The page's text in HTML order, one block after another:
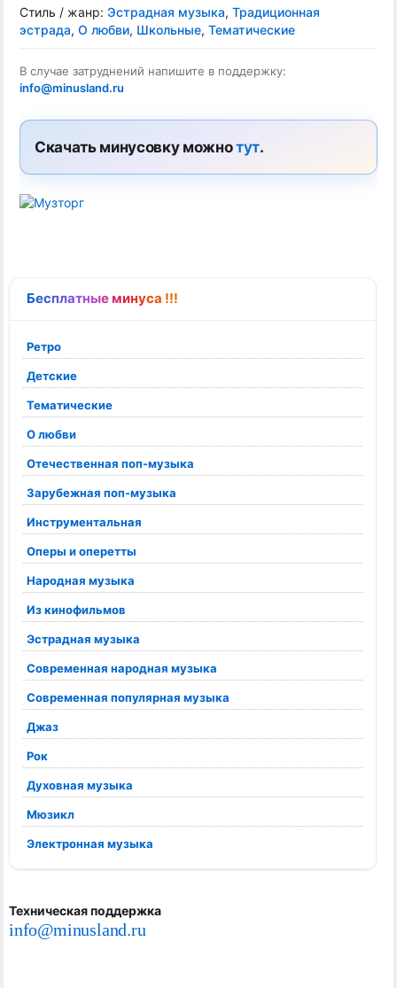
Бесплатные минуса !!!
Ретро
Детские
Тематические
О любви
Отечественная поп-музыка
Зарубежная поп-музыка
Инструментальная
Оперы и оперетты
Народная музыка
Из кинофильмов
Эстрадная музыка
Современная народная музыка
Современная популярная музыка
Джаз
Рок
Духовная музыка
Мюзикл
Электронная музыка
Техническая поддержка
info@minusland.ru
Стиль / жанр: Эстрадная музыка, Традиционная
эстрада, О любви, Школьные, Тематические
В случае затруднений напишите в поддержку:
info@minusland.ru
Скачать минусовку можнотут.